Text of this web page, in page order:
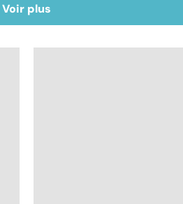
Voir plus